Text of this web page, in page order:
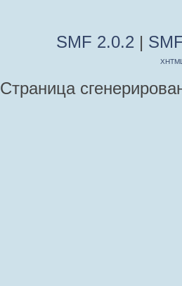
SMF 2.0.2 |
Страница